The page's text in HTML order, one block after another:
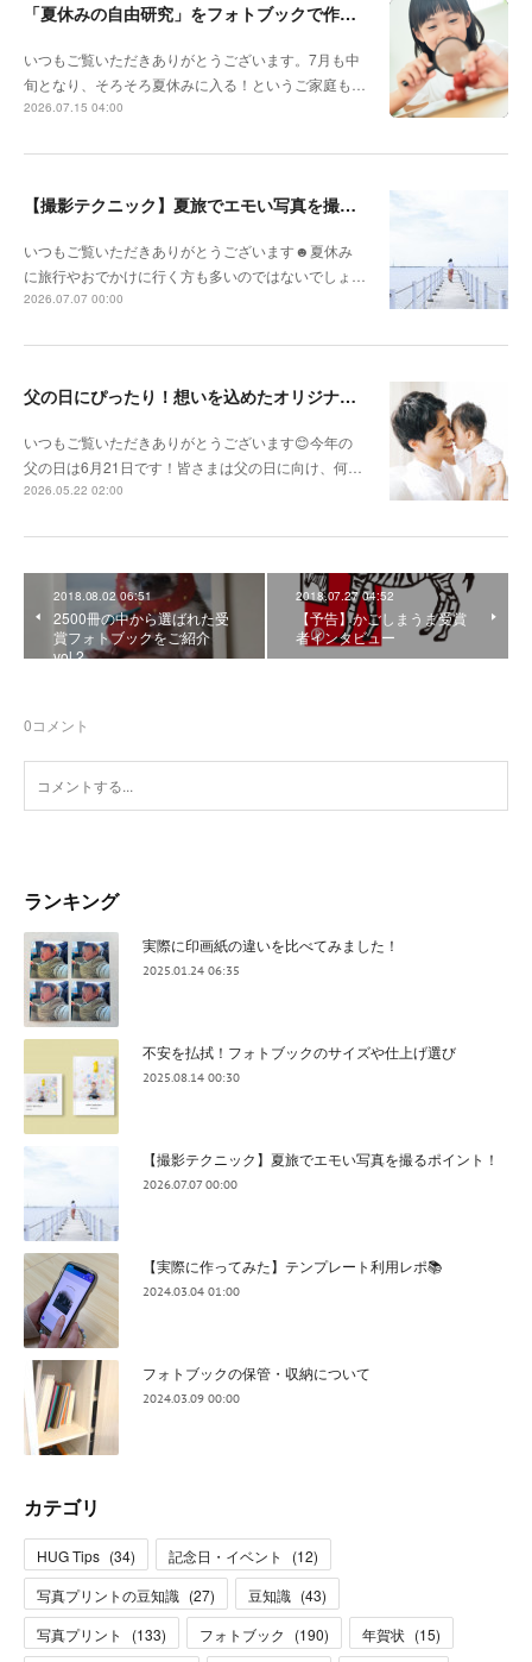
「夏休みの自由研究」をフォトブックで作ろう🔎
いつもご覧いただきありがとうございます。7月も中
旬となり、そろそろ夏休みに入る！というご家庭も…
2026.07.15 04:00
【撮影テクニック】夏旅でエモい写真を撮るポイント！
いつもご覧いただきありがとうございます☻夏休み
に旅行やおでかけに行く方も多いのではないでしょ…
2026.07.07 00:00
父の日にぴったり！想いを込めたオリジナルギフトを贈ろう🎁
いつもご覧いただきありがとうございます😊今年の
父の日は6月21日です！皆さまは父の日に向け、何…
2026.05.22 02:00
2018.08.02 06:51
2500冊の中から選ばれた受
賞フォトブックをご紹介
vol 2
2018.07.27 04:52
【予告】かごしまうま受賞
者インタビュー
0コメント
ランキング
実際に印画紙の違いを比べてみました！
2025.01.24 06:35
不安を払拭！フォトブックのサイズや仕上げ選び
2025.08.14 00:30
【撮影テクニック】夏旅でエモい写真を撮るポイント！
2026.07.07 00:00
【実際に作ってみた】テンプレート利用レポ📚
2024.03.04 01:00
フォトブックの保管・収納について
2024.03.09 00:00
カテゴリ
HUG Tips (34) 記念日・イベント (12)
写真プリントの豆知識 (27) 豆知識 (43)
写真プリント
(133) フォトブック (190) 年賀状 (15)